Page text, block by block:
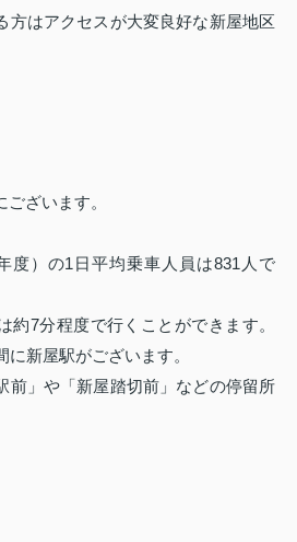
方はアクセスが大変良好な新屋地区
ざいます。
度）の1日平均乗車人員は831人で
7分程度で行くことができます。
新屋駅がございます。
」や「新屋踏切前」などの停留所